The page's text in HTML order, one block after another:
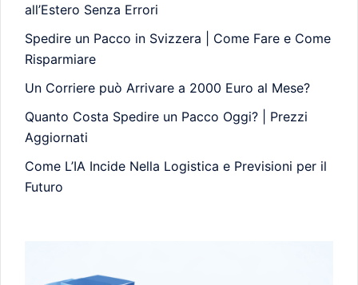
all’Estero Senza Errori
Spedire un Pacco in Svizzera | Come Fare e Come
Risparmiare
Un Corriere può Arrivare a 2000 Euro al Mese?
Quanto Costa Spedire un Pacco Oggi? | Prezzi
Aggiornati
Come L’IA Incide Nella Logistica e Previsioni per il
Futuro